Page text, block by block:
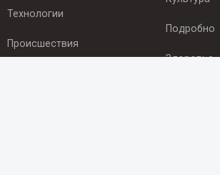
Технологии
Происшествия
Подробно
Здоровье